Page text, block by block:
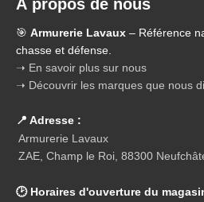
À propos de nous
🎯 Armurerie Lavaux – Référence
chasse et défense.
➝ En savoir plus sur nous
➝ Découvrir les marques que nous
📍 Adresse :
Armurerie Lavaux
ZAE, Champ le Roi, 88300
🕑 Horaires d'ouverture du